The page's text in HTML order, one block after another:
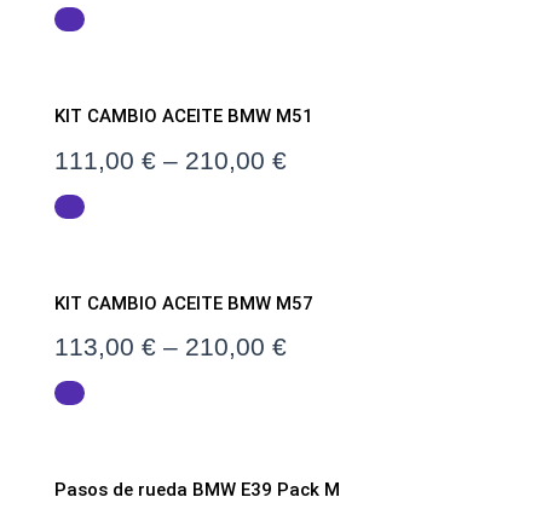
KIT CAMBIO ACEITE BMW M51
111,00 € – 210,00 €
KIT CAMBIO ACEITE BMW M57
113,00 € – 210,00 €
Pasos de rueda BMW E39 Pack M